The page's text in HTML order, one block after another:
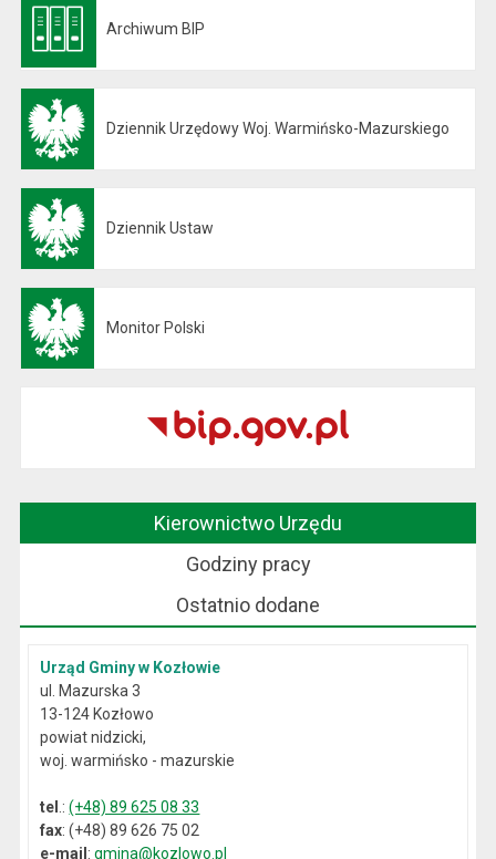
Archiwum BIP
Dziennik Urzędowy Woj. Warmińsko-Mazurskiego
Dziennik Ustaw
Monitor Polski
Kierownictwo Urzędu
Godziny pracy
Ostatnio dodane
Urząd Gminy w Kozłowie
ul. Mazurska 3
13-124 Kozłowo
powiat nidzicki,
woj. warmińsko - mazurskie
tel .:(+48) 89 625 08 33
fax: (+48) 89 626 75 02
e-mail:gmina@kozlowo.pl